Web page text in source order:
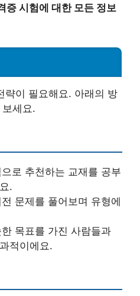
증 시험에 대한 모든 정보
략이 필요해요. 아래의 방
세요.
로 추천하는 교재를 공부
.
문제를 풀어보며 유형에
목표를 가진 사람들과
적이에요.